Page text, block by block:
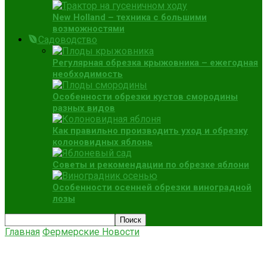
New Holland – техника с большими
возможностями
Садоводство
Регулярная обрезка крыжовника – ежегодная
необходимость
Особенности обрезки кустов смородины
разных видов
Как правильно производить уход и обрезку
колоновидных яблонь
Советы и рекомендации по обрезке яблони
Особенности осенней обрезки виноградной
лозы
Главная Фермерские Новости